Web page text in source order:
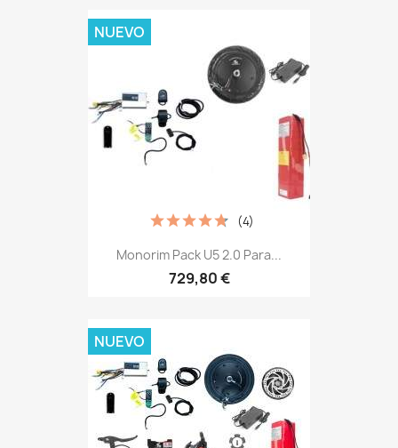
Monorim Pack U5 2.0 Para...
729,80 €
(4)
NUEVO
NUEVO